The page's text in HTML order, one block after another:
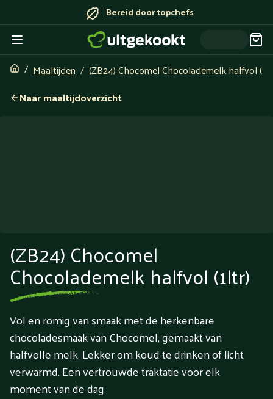
Bereid door topchefs
Maaltijden
(ZB24) Chocomel Chocolademelk halfvol
Naar maaltijdoverzicht
(ZB24) Chocomel
Chocolademelk halfvol (1ltr)
Vol en romig van smaak met de herkenbare
chocoladesmaak van Chocomel, gemaakt van
halfvolle melk. Lekker om koud te drinken of licht
verwarmd. Een vertrouwde traktatie voor elk
moment van de dag.